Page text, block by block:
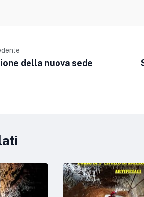
della nuova sede